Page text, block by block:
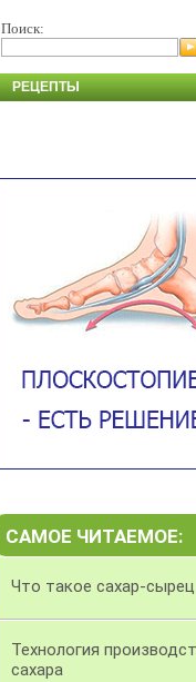
Поиск:
РЕЦЕПТЫ
САМОЕ ЧИТАЕМОЕ:
Что такое сахар-сырец
Технология
сахара